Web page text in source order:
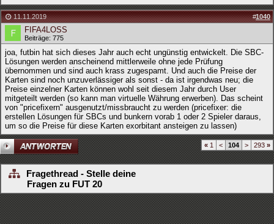
11.11.2019 #1040
FIFA4LOSS
Beiträge: 775
joa, futbin hat sich dieses Jahr auch echt ungünstig entwickelt. Die SBC-
Lösungen werden anscheinend mittlerweile ohne jede Prüfung
übernommen und sind auch krass zugespamt. Und auch die Preise der
Karten sind noch unzuverlässiger als sonst - da ist irgendwas neu; die
Preise einzelner Karten können wohl seit diesem Jahr durch User
mitgeteilt werden (so kann man virtuelle Währung erwerben). Das scheint
von "pricefixern" ausgenutzt/missbraucht zu werden (pricefixer: die
erstellen Lösungen für SBCs und bunkern vorab 1 oder 2 Spieler daraus,
um so die Preise für diese Karten exorbitant ansteigen zu lassen)
« 1 < 104 > 293 »
Fragethread - Stelle deine
Fragen zu FUT 20